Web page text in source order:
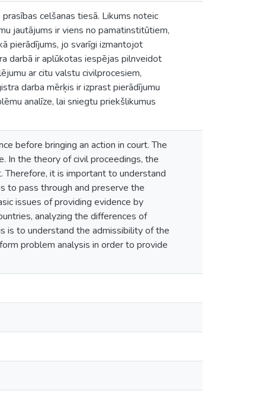
celšanas tiesā. Likums noteic
jautājums ir viens no pamatinstitūtiem,
pierādījums, jo svarīgi izmantojot
darbā ir aplūkotas iespējas pilnveidot
ar citu valstu civilprocesiem,
darba mērķis ir izprast pierādījumu
analīze, lai sniegtu priekšlikumus
before bringing an action in court. The
In the theory of civil proceedings, the
it is important to understand
to pass through and preserve the
issues of providing evidence by
analyzing the differences of
is to understand the admissibility of the
problem analysis in order to provide